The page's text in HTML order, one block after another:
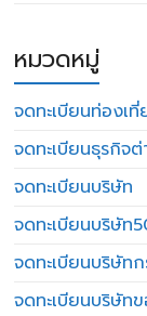
หมวดหมู่
จดทะเบียนท่องเ
จดทะเบียนธุรกิจต่
จดทะเบียนบริษัท
จดทะเบียนบริษัท
จดทะเบียนบริษัทก
จดทะเบียนบริษัท